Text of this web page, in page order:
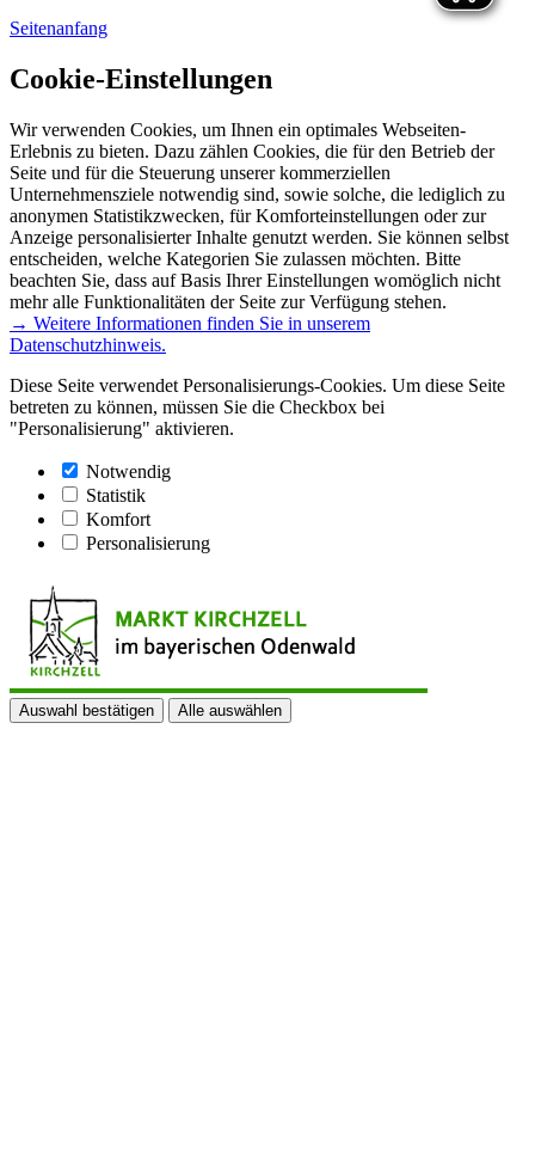
Seitenanfang
Cookie-Einstellungen
Wir verwenden Cookies, um Ihnen ein optimales Webseiten-
Erlebnis zu bieten. Dazu zählen Cookies, die für den Betrieb der
Seite und für die Steuerung unserer kommerziellen
Unternehmensziele notwendig sind, sowie solche, die lediglich zu
anonymen Statistikzwecken, für Komforteinstellungen oder zur
Anzeige personalisierter Inhalte genutzt werden. Sie können selbst
entscheiden, welche Kategorien Sie zulassen möchten. Bitte
beachten Sie, dass auf Basis Ihrer Einstellungen womöglich nicht
mehr alle Funktionalitäten der Seite zur Verfügung stehen.
→ Weitere Informationen finden Sie in unserem
Datenschutzhinweis.
Diese Seite verwendet Personalisierungs-Cookies. Um diese Seite
betreten zu können, müssen Sie die Checkbox bei
"Personalisierung" aktivieren.
Notwendig
Statistik
Komfort
Personalisierung
Auswahl bestätigen Alle auswählen